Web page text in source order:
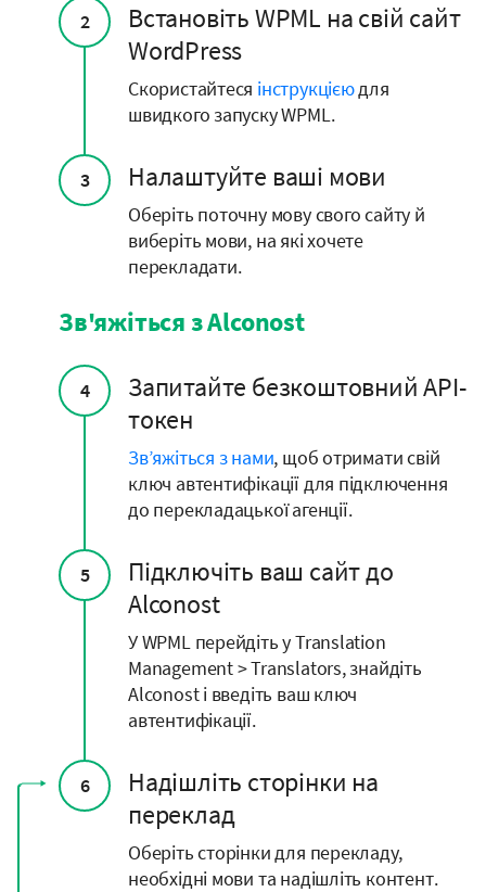
2
Встановіть WPML на свій сайт
WordPress
Скористайтеся інструкцієюдля
швидкого запуску WPML.
3 Налаштуйте ваші мови
Оберіть поточну мову свого сайту й
виберіть мови, на які хочете
перекладати.
Зв'яжіться з Alconost
4
Запитайте безкоштовний API-
токен
Зв’яжіться з нами, щоб отримати свій
ключ автентифікації для підключення
до перекладацької агенції.
5
Підключіть ваш сайт до
Alconost
У WPML перейдіть у Translation
Management > Translators, знайдіть
Alconost і введіть ваш ключ
автентифікації.
6
Надішліть сторінки на
переклад
Оберіть сторінки для перекладу,
необхідні мови та надішліть контент.